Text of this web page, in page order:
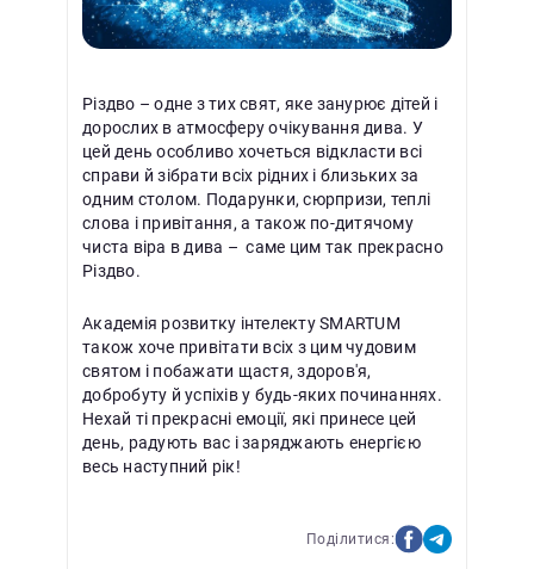
Різдво – одне з тих свят, яке занурює дітей і
дорослих в атмосферу очікування дива. У
цей день особливо хочеться відкласти всі
справи й зібрати всіх рідних і близьких за
одним столом. Подарунки, сюрпризи, теплі
слова і привітання, а також по-дитячому
чиста віра в дива – саме цим так прекрасно
Різдво.
Академія розвитку інтелекту SMARTUM
також хоче привітати всіх з цим чудовим
святом і побажати щастя, здоров'я,
добробуту й успіхів у будь-яких починаннях.
Нехай ті прекрасні емоції, які принесе цей
день, радують вас і заряджають енергією
весь наступний рік!
Поділитися: